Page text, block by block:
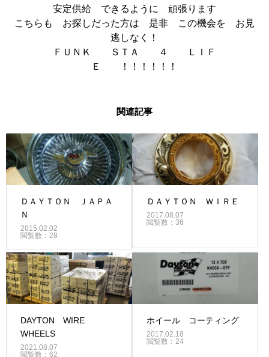
安定供給 できるように 頑張ります
こちらも お探しだった方は 是非 この機会を お見
逃しなく！
ＦＵＮＫ ＳＴＡ ４ ＬＩＦ
Ｅ ！！！！！！
関連記事
ＤＡＹＴＯＮ ＪＡＰＡ
Ｎ
2015.02.02
閲覧数：28
ＤＡＹＴＯＮ ＷＩＲＥ
2017.08.07
閲覧数：36
DAYTON WIRE
WHEELS
2021.08.07
閲覧数：62
ホイール コーティング
2017.02.18
閲覧数：24